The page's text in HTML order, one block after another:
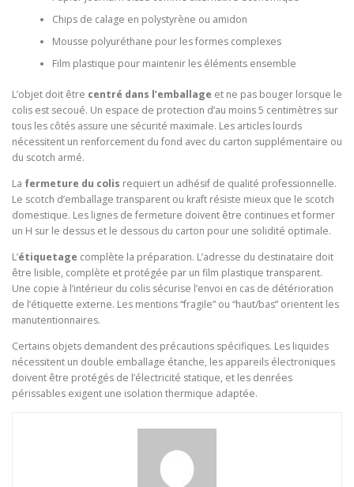
Chips de calage en polystyrène ou amidon
Mousse polyuréthane pour les formes complexes
Film plastique pour maintenir les éléments ensemble
L’objet doit être centré dans l’emballage et ne pas bouger lorsque le
colis est secoué. Un espace de protection d’au moins 5 centimètres sur
tous les côtés assure une sécurité maximale. Les articles lourds
nécessitent un renforcement du fond avec du carton supplémentaire ou
du scotch armé.
La fermeture du colis requiert un adhésif de qualité professionnelle.
Le scotch d’emballage transparent ou kraft résiste mieux que le scotch
domestique. Les lignes de fermeture doivent être continues et former
un H sur le dessus et le dessous du carton pour une solidité optimale.
L’étiquetage complète la préparation. L’adresse du destinataire doit
être lisible, complète et protégée par un film plastique transparent.
Une copie à l’intérieur du colis sécurise l’envoi en cas de détérioration
de l’étiquette externe. Les mentions “fragile” ou “haut/bas” orientent les
manutentionnaires.
Certains objets demandent des précautions spécifiques. Les liquides
nécessitent un double emballage étanche, les appareils électroniques
doivent être protégés de l’électricité statique, et les denrées
périssables exigent une isolation thermique adaptée.